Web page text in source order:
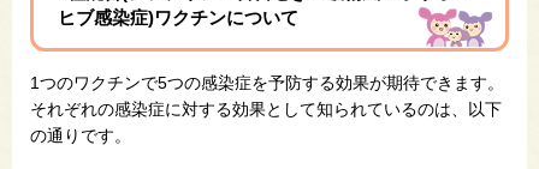
ヒブ感染症)ワクチンについて
1つのワクチンで5つの感染症を予防する効果が期待できます。
それぞれの感染症に対する効果として知られているのは、以下
の通りです。